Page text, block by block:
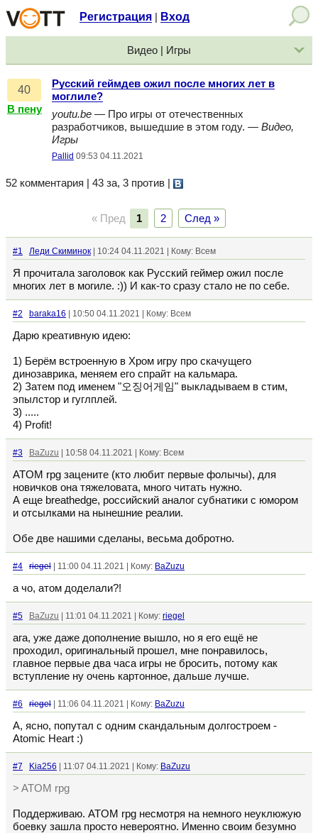
Регистрация Вход
Видео | Игры
40
В пену
Русский геймдев ожил после многих лет в
моглиле?
youtu.be — Про игры от отечественных
разработчиков, вышедшие в этом году. — Видео,
Игры
Pallid 09:53 04.11.2021
52 комментария | 43 за, 3 против
« Пред 1 2 След »
#1 Леди Скиминок | 10:24 04.11.2021 | Кому: Всем
Я прочитала заголовок как Русский геймер ожил после
многих лет в могиле. :)) И как-то сразу стало не по себе.
#2 baraka16 | 10:50 04.11.2021 | Кому: Всем
Дарю креативную идею:
1) Берём встроенную в Хром игру про скачущего
динозаврика, меняем его спрайт на кальмара.
2) Затем под именем "오징어게임" выкладываем в стим,
эпылстор и гуглплей.
3) .....
4) Profit!
#3 BaZuzu | 10:58 04.11.2021 | Кому: Всем
ATOM rpg зацените (кто любит первые фолычы), для
новичков она тяжеловата, много читать нужно.
А еще breathedge, российский аналог субнатики с юмором
и отсылками на нынешние реалии.
Обе две нашими сделаны, весьма добротно.
#4 riegel | 11:00 04.11.2021 | Кому: BaZuzu
а чо, атом доделали?!
#5 BaZuzu | 11:01 04.11.2021 | Кому: riegel
ага, уже даже дополнение вышло, но я его ещё не
проходил, оригинальный прошел, мне понравилось,
главное первые два часа игры не бросить, потому как
вступление ну очень картонное, дальше лучше.
#6 riegel | 11:06 04.11.2021 | Кому: BaZuzu
А, ясно, попутал с одним скандальным долгостроем -
Atomic Heart :)
#7 Kia256 | 11:07 04.11.2021 | Кому: BaZuzu
> ATOM rpg
Поддерживаю. ATOM rpg несмотря на немного неуклюжую
боевку зашла просто невероятно. Именно своим безумно